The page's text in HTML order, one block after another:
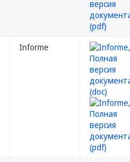
Informe